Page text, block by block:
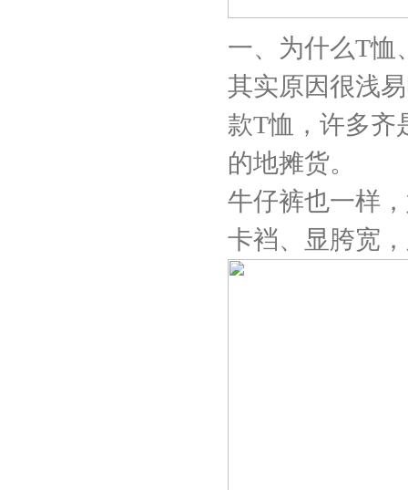
一、为什么T恤
其实原因很浅
款T恤，许多齐
的地摊货。
牛仔裤也一样
卡裆、显胯宽